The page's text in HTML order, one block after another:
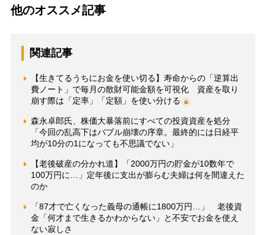
他のオススメ記事
関連記事
【生きてるうちにお金を使い切る】寿命からの「逆算出
費ノート」で毎月の散財可能金額を可視化 資産を取り
崩す際は「定率」「定額」を使い分ける
森永卓郎氏、株価大暴落前にすべての投資資産を処分
「今回の乱高下はバブル崩壊の序章。最終的には日経平
均が10分の1になっても不思議でない」
【老後破産の分かれ道】「2000万円の貯金が10数年で
100万円に…」定年後に支出が膨らむ夫婦は何を間違えた
のか
「87才で亡くなった義母の通帳に1800万円…」 老後資
金「何才まで生きるかわからない」と不安でお金を使え
ない寂しさ